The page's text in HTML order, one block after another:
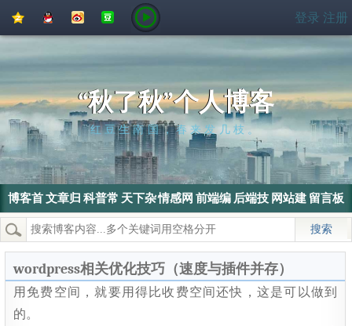
间
友
微
博
登录 注册
“秋了秋”个人博客
红豆生南国，春来发几枝。
博客首
页
文章归
档
科普常
识
天下杂
侃
情感网
文
前端编
程
后端技 网站建 留言板
wordpress 搜索引擎 SEO优化 电脑
wordpress相关优化技巧（速度与插件并存）
用免费空间，就要用得比收费空间还快，这是可以做到
的。